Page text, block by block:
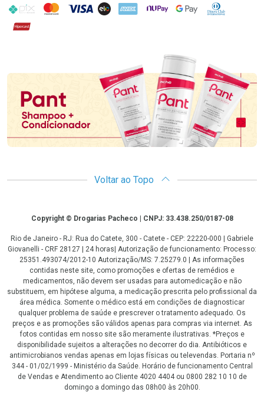
PIX MasterCard
VISA ELO AMEX NuPay Google PayDiners Club
Hipercard
Promoção em Destaque
Voltar ao Topo
CopyrightCopyright © Drogarias Pacheco | CNPJ: 33.438.250/0187-08
Rio de Janeiro - RJ: Rua do Catete, 300 - Catete - CEP: 22220-000 | Gabriele
Giovanelli - CRF 28127 | 24 horas| Autorização de funcionamento: Processo:
25351.493074/2012-10 Autorização/MS: 7.25279.0 | As informações
contidas neste site, como promoções e ofertas de remédios e
medicamentos, não devem ser usadas para automedicação e não
substituem, em hipótese alguma, a medicação prescrita pelo profissional da
área médica. Somente o médico está em condições de diagnosticar
qualquer problema de saúde e prescrever o tratamento adequado. Os
preços e as promoções são válidos apenas para compras via internet. As
fotos contidas em nosso site são meramente ilustrativas. *Preços e
disponibilidade sujeitos a alterações no decorrer do dia. Antibióticos e
antimicrobianos vendas apenas em lojas físicas ou televendas. Portaria nº
344 - 01/02/1999 - Ministério da Saúde. Horário de funcionamento Central
de Vendas e Atendimento ao Cliente 4020 4404 ou 0800 282 10 10 de
domingo a domingo das 08h00 às 20h00.